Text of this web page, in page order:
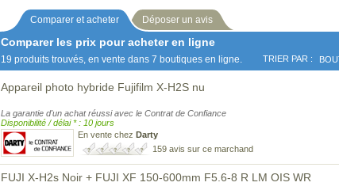
Comparer et acheter Déposer un avis
Comparer les prix pour acheter en ligne
19 produits trouvés, en vente dans 7 boutiques en ligne. TRIER PAR :
Appareil photo hybride Fujifilm X-H2S nu
La garantie d'un achat réussi avec le Contrat de Confiance
Disponibilité / délai * : 10 jours
En vente chez Darty
159 avis sur ce marchand
FUJI X-H2s Noir + FUJI XF 150-600mm F5.6-8 R LM OIS WR